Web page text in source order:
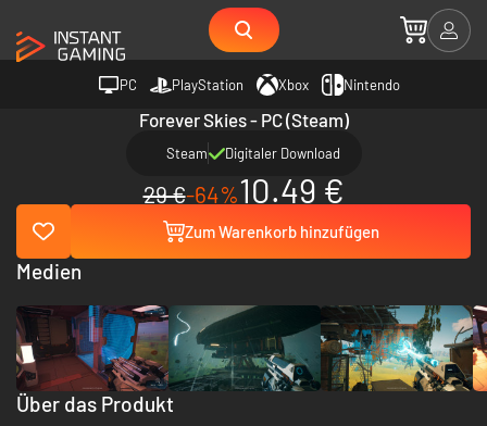
PC PlayStation Xbox Nintendo
Forever Skies - PC (Steam)
Steam Digitaler Download
29 €-64%10.49 €
Zum Warenkorb hinzufügen
Über das Produkt
Medien